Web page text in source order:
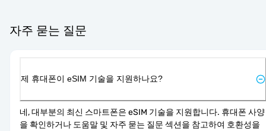
자주 묻는 질문
제 휴대폰이 eSIM 기술을 지원하나요?
네, 대부분의 최신 스마트폰은 eSIM 기술을 지원합니다. 휴대폰 사양
을 확인하거나 도움말 및 자주 묻는 질문 섹션을 참고하여 호환성을